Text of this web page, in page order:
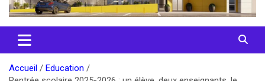
Accueil
Education